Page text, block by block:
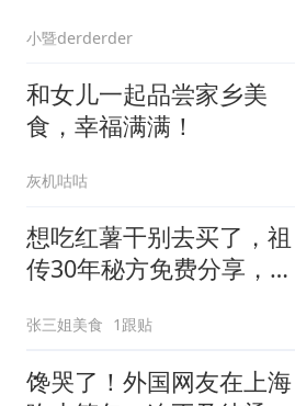
小暨derderder
和女儿一起品尝家乡美
食，幸福满满！
灰机咕咕
想吃红薯干别去买了，祖
传30年秘方免费分享，无
张三姐美食 1跟贴
馋哭了！外国网友在上海